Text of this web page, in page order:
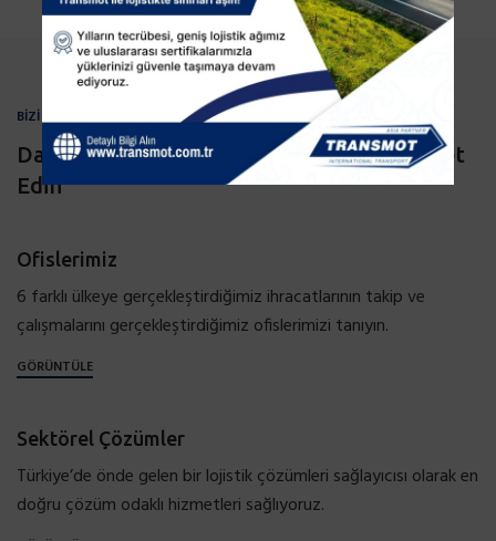
BİZİ YAKINDAN TANIYIN
Daha Fazla Bilgi İçin Diğer Sayfaları Ziyaret
Edin
Ofislerimiz
6 farklı ülkeye gerçekleştirdiğimiz ihracatlarının takip ve
çalışmalarını gerçekleştirdiğimiz ofislerimizi tanıyın.
GÖRÜNTÜLE
Sektörel Çözümler
Türkiye’de önde gelen bir lojistik çözümleri sağlayıcısı olarak en
doğru çözüm odaklı hizmetleri sağlıyoruz.